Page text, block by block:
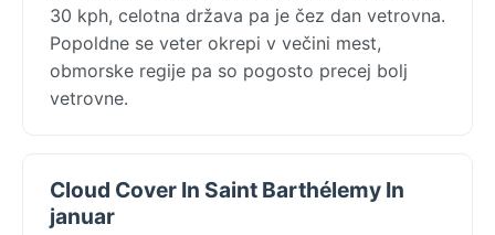
30 kph, celotna država pa je čez dan vetrovna.
Popoldne se veter okrepi v večini mest,
obmorske regije pa so pogosto precej bolj
vetrovne.
Cloud Cover In Saint Barthélemy In
januar